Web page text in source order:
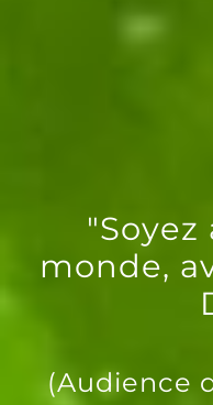
monde,
(Audience